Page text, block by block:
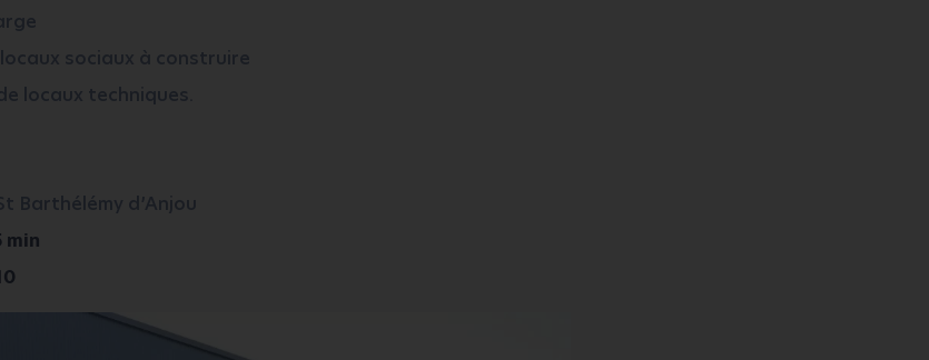
sociaux à construire
locaux techniques.
Barthélémy d’Anjou
min